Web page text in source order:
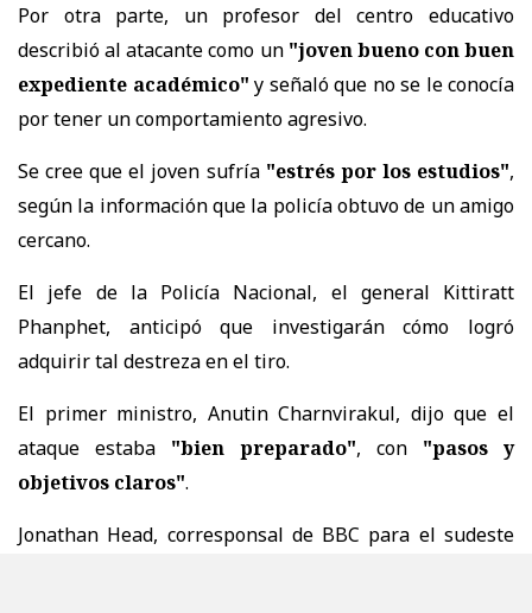
Por otra parte, un profesor del centro educativo
describió al atacante como un "joven bueno con buen
expediente académico" y señaló que no se le conocía
por tener un comportamiento agresivo.
Se cree que el joven sufría"estrés por los estudios",
según la información que la policía obtuvo de un amigo
cercano.
El jefe de la Policía Nacional, el general Kittiratt
Phanphet, anticipó que investigarán cómo logró
adquirir tal destreza en el tiro.
El primer ministro, Anutin Charnvirakul, dijo que el
ataque estaba "bien preparado", con "pasos y
objetivos claros".
Jonathan Head, corresponsal de BBC para el sudeste